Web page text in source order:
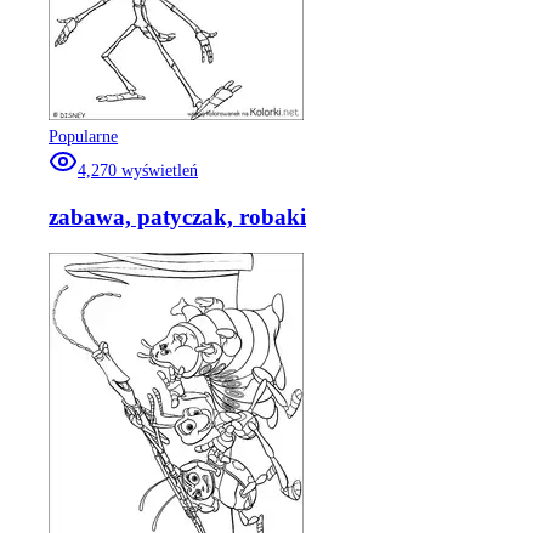
Popularne
4,270 wyświetleń
zabawa, patyczak, robaki